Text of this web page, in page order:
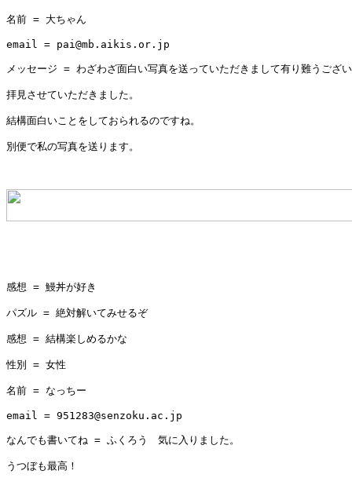
名前 = 大ちゃん
email = pai@mb.aikis.or.jp
メッセージ = わざわざ面白い写真を送っていただきまして有り難うござ
拝見させていただきました。
結構面白いことをしておられるのですね。
別便で私の写真を送ります。
感想 = 鰻丼が好き
パズル = 絶対解いてみせるぞ
感想 = 結構楽しめるかな
性別 = 女性
名前 = なっちー
email = 951283@senzoku.ac.jp
なんでも書いてね = ふくろう　気に入りました。
うつぼも最高！